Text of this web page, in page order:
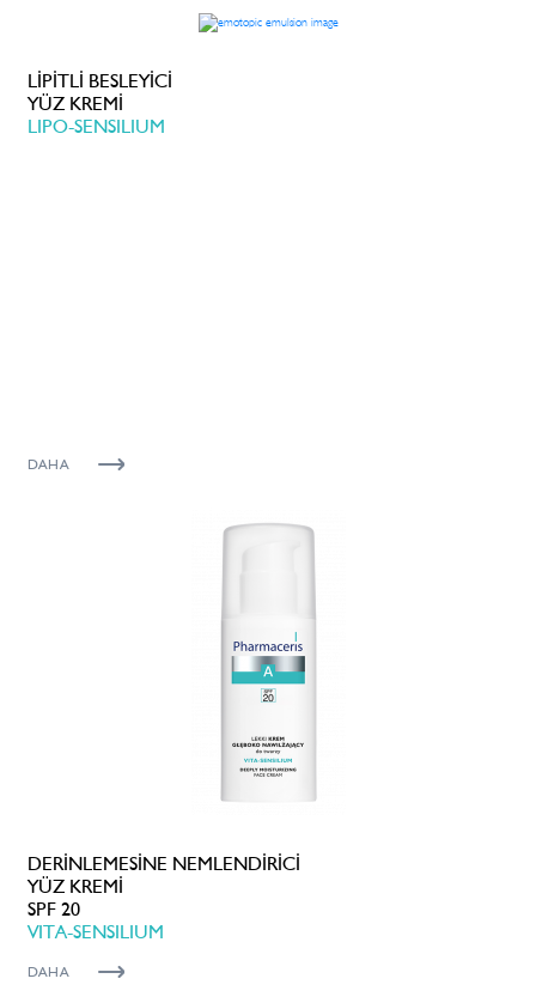
LİPİTLİ BESLEYİCİ
YÜZ KREMİ
LIPO-SENSILIUM
DAHA
DERİNLEMESİNE NEMLENDİRİCİ
YÜZ KREMİ
SPF 20
VITA-SENSILIUM
DAHA